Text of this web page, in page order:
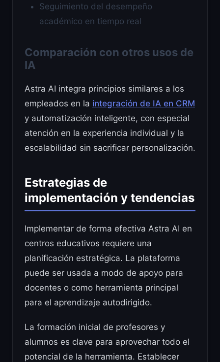
Seguimiento del desempeño
académico en tiempo real
Comparación con otros usos de
IA
Astra AI integra principios similares a los
empleados en la integración de IA en CRM
y automatización inteligente, con especial
atención en la experiencia individual y la
escalabilidad sin sacrificar personalización.
Estrategias de
implementación y tendencias
Implementar de forma efectiva Astra AI en
centros educativos requiere una
planificación estratégica. La plataforma
puede ser usada a modo de apoyo para
docentes o como herramienta principal
para el aprendizaje autodirigido.
La formación inicial de profesores y
alumnos es clave para aprovechar todo el
potencial de la herramienta. Establecer